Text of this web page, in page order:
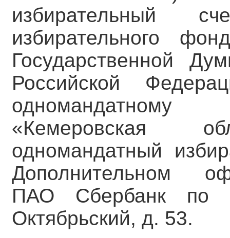
избирательный
избирательного
Государственной
Российской
одномандатному
«Кемеровская
одномандатный
ПАО Сбербанк по
Октябрьский, д. 53.